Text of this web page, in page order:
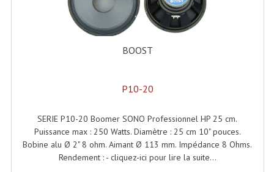
Lampes À Décharges
Lampes De Couleurs
Lampes Dichroique
Lampes PAR
Lampes Théatre
BOOST
P10-20
SERIE P10-20 Boomer SONO Professionnel HP 25 cm.
Puissance max : 250 Watts. Diamètre : 25 cm 10" pouces.
Bobine alu Ø 2" 8 ohm. Aimant Ø 113 mm. Impédance 8 Ohms.
Rendement : - cliquez-ici pour lire la suite...